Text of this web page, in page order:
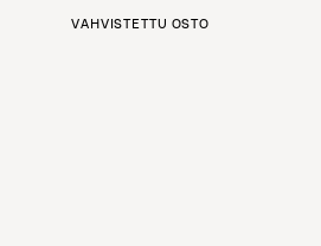
VAHVISTETTU OSTO